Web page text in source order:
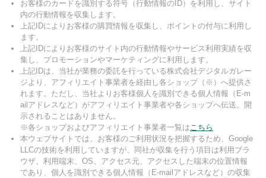
お客様のカードを識別する符号（行動情報のID）を利用し、サイト
内の行動情報を収集します。
上記IDによりお客様の購買情報を収集し、ポイントの付与に利用し
ます。
上記IDによりお客様のサイト内の行動情報やサービス利用実績を収
集し、プロモーションやマーケティングに利用します。
上記IDは、当社が業務の委託を行っている株式会社デジタルガレー
ジより、アフィリエイト事業者を経由し各ショップ（※）へ提供さ
れます。ただし、当社よりお客様個人を識別できる個人情報（E-m
ailアドレスなど）がアフィリエイト事業者や各ショップへ伝送、開
示されることはありません。
※各ショップおよびアフィリエイト事業者一覧はこちら
本ウェブサイトでは、お客様のご利用状況を把握するため、Google
LLCの技術を利用していますが、同社が収集を行う項目は利用ブラ
ウザ、利用端末、OS、アクセス元、アクセスした端末の位置情報
であり、個人を識別できる個人情報（E-mailアドレスなど）の収集